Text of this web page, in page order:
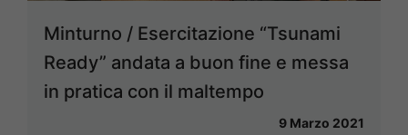
Minturno / Esercitazione “Tsunami
Ready” andata a buon fine e messa
in pratica con il maltempo
9 Marzo 2021